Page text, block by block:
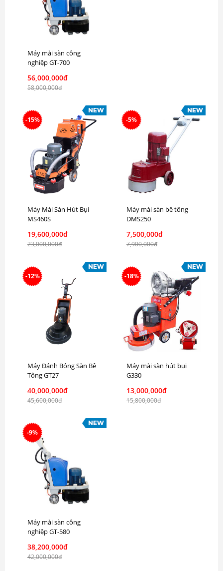
Máy mài sàn công
nghiệp GT-700
56,000,000đ
58,000,000đ
-15%
Máy Mài Sàn Hút Bụi
MS460S
19,600,000đ
23,000,000đ
-5%
Máy mài sàn bê tông
DMS250
7,500,000đ
7,900,000đ
-12%
Máy Đánh Bóng Sàn Bê
Tông GT27
40,000,000đ
45,600,000đ
-18%
Máy mài sàn hút bụi
G330
13,000,000đ
15,800,000đ
-9%
Máy mài sàn công
nghiệp GT-580
38,200,000đ
42,000,000đ